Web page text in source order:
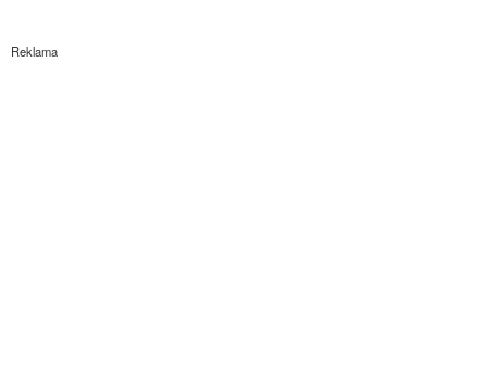
Reklama